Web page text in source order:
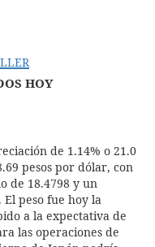
HOY
de 1.14% o 21.0
pesos por dólar, con
de 18.4798 y un
peso fue hoy la
a la expectativa de
las operaciones de